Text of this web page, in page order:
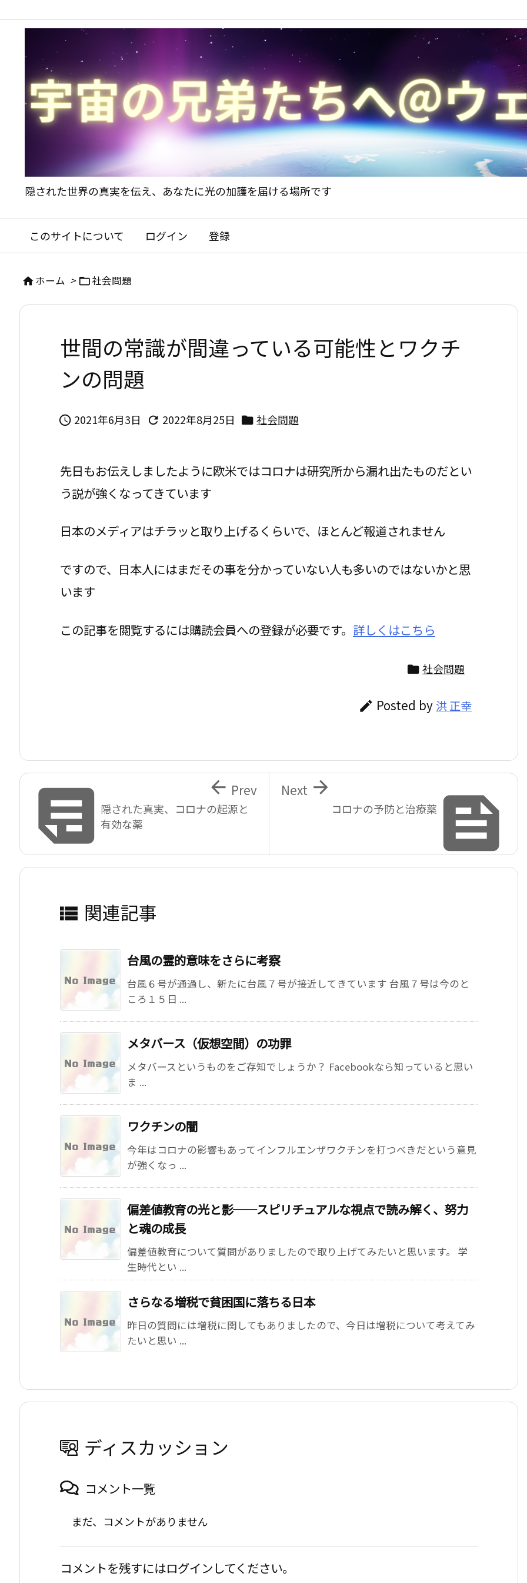
隠された世界の真実を伝え、あなたに光の加護を届ける場所です
このサイトについて ログイン 登録
ホーム > 社会問題
世間の常識が間違っている可能性とワクチ
ンの問題
 2021年6月3日  2022年8月25日  社会問題
先日もお伝えしましたように欧米ではコロナは研究所から漏れ出たものだとい
う説が強くなってきています
日本のメディアはチラッと取り上げるくらいで、ほとんど報道されません
ですので、日本人にはまだその事を分かっていない人も多いのではないかと思
います
この記事を閲覧するには購読会員への登録が必要です。 詳しくはこちら
 社会問題
 Posted by 洪 正幸

コロナの予防と治療薬

Next
隠された真実、コロナの起源と
有効な薬
 Prev
 関連記事
台風の霊的意味をさらに考察
台風６号が通過し、新たに台風７号が接近してきています 台風７号は今のと
ころ１５日 ...
メタバース（仮想空間）の功罪
メタバースというものをご存知でしょうか？ Facebookなら知っていると思い
ま ...
ワクチンの闇
今年はコロナの影響もあってインフルエンザワクチンを打つべきだという意見
が強くなっ ...
偏差値教育の光と影──スピリチュアルな視点で読み解く、努力
と魂の成長
偏差値教育について質問がありましたので取り上げてみたいと思います。 学
生時代とい ...
さらなる増税で貧困国に落ちる日本
昨日の質問には増税に関してもありましたので、今日は増税について考えてみ
たいと思い ...
ディスカッション
コメント一覧
まだ、コメントがありません
コメントを残すにはログインしてください。